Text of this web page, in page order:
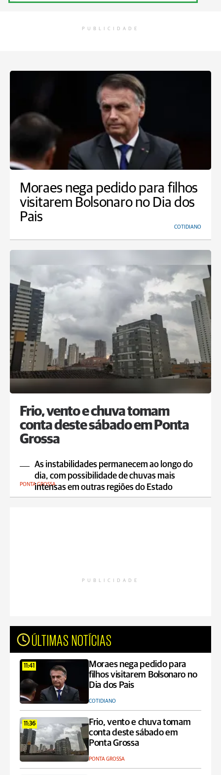
PUBLICIDADE
Moraes nega pedido para filhos
visitarem Bolsonaro no Dia dos
Pais
COTIDIANO
Frio, vento e chuva tomam
conta deste sábado em Ponta
Grossa
As instabilidades permanecem ao longo do
dia, com possibilidade de chuvas mais
intensas em outras regiões do Estado
PONTA GROSSA
PUBLICIDADE
ÚLTIMAS NOTÍCIAS
11:41
Moraes nega pedido para
filhos visitarem Bolsonaro no
Dia dos Pais
COTIDIANO
11:36
Frio, vento e chuva tomam
conta deste sábado em
Ponta Grossa
PONTA GROSSA